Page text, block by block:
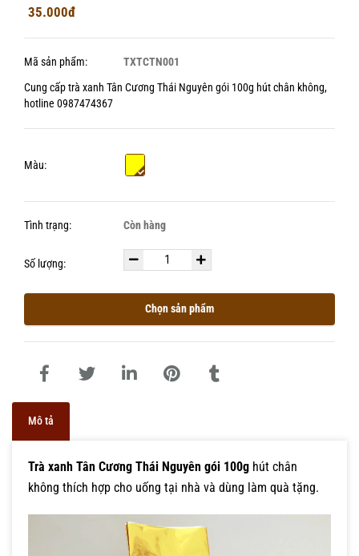
35.000đ
Mã sản phẩm:
TXTCTN001
Cung cấp trà xanh Tân Cương Thái Nguyên gói 100g hút chân không,
hotline 0987474367
Màu:
Tình trạng: Còn hàng
Số lượng:
Chọn sản phẩm
Mô tả
Trà xanh Tân Cương Thái Nguyên gói 100g hút chân
không thích hợp cho uống tại nhà và dùng làm quà tặng.